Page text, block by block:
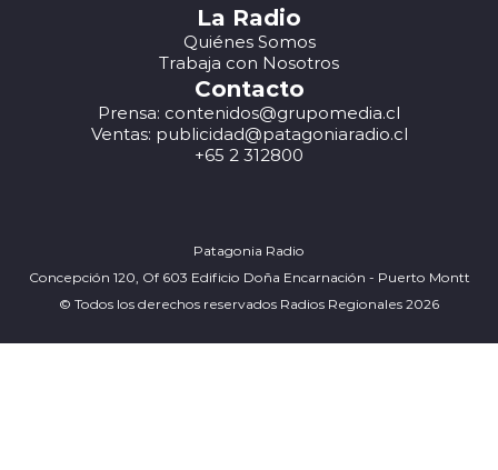
La Radio
Quiénes Somos
Trabaja con Nosotros
Contacto
Prensa: contenidos@grupomedia.cl
Ventas: publicidad@patagoniaradio.cl
+65 2 312800
Patagonia Radio
Concepción 120, Of 603 Edificio Doña Encarnación - Puerto Montt
© Todos los derechos reservados Radios Regionales 2026